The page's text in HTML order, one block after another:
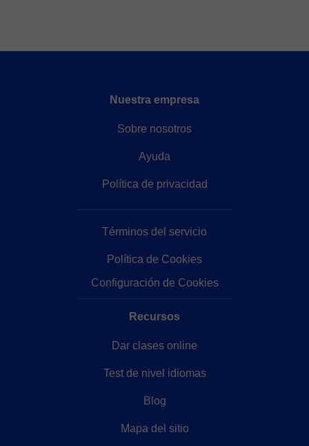
Nuestra empresa
Sobre nosotros
Ayuda
Política de privacidad
Términos del servicio
Política de Cookies
Configuración de Cookies
Recursos
Dar clases online
Test de nivel idiomas
Blog
Mapa del sitio